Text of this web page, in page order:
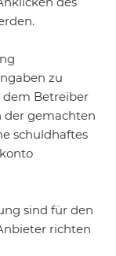
zu
dem Betreiber
der gemachten
schuldhaftes
sind für den
richten